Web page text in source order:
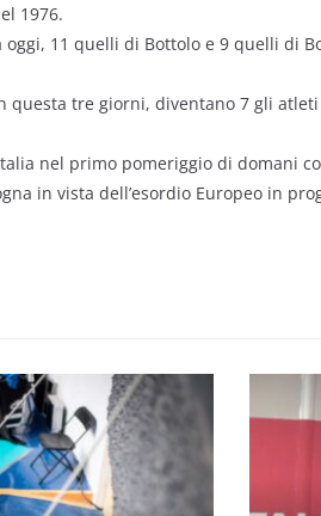
1976.
11 quelli di Bottolo e 9 quelli di
questa tre giorni, diventano 7 gli
nel primo pomeriggio di domani
in vista dell’esordio Europeo in